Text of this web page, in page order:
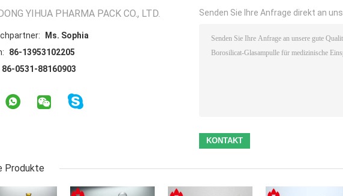
YIHUA PHARMA PACK CO., LTD.
Ms. Sophia
86-13953102205
86-0531-88160903
Senden Sie Ihre Anfrage direkt an uns
Produkte